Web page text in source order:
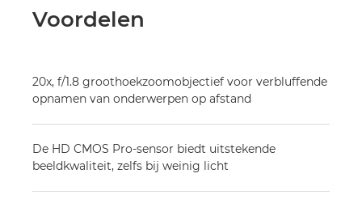
Voordelen
20x, f/1.8 groothoekzoomobjectief voor verbluffende
opnamen van onderwerpen op afstand
De HD CMOS Pro-sensor biedt uitstekende
beeldkwaliteit, zelfs bij weinig licht